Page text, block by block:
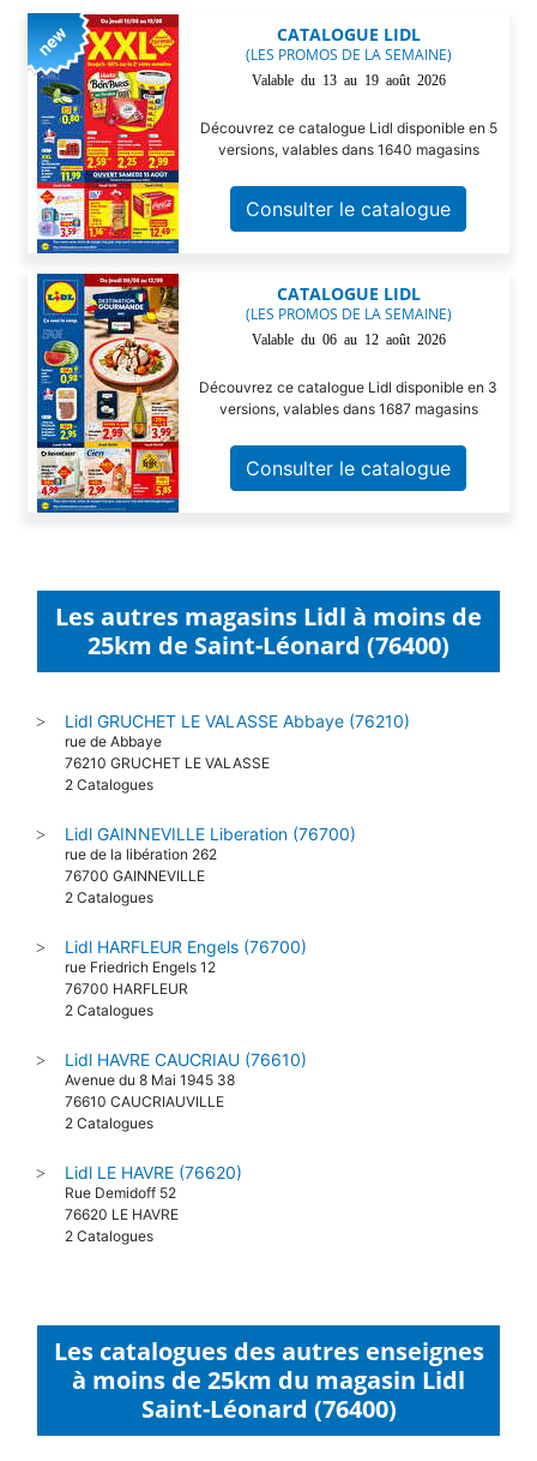
CATALOGUE LIDL
(LES PROMOS DE LA SEMAINE)
Valable du 13 au 19 août 2026
Découvrez ce catalogue Lidl disponible en 5
versions, valables dans 1640 magasins
Consulter le catalogue
CATALOGUE LIDL
(LES PROMOS DE LA SEMAINE)
Valable du 06 au 12 août 2026
Découvrez ce catalogue Lidl disponible en 3
versions, valables dans 1687 magasins
Consulter le catalogue
Les autres magasins Lidl à moins de
25km de Saint-Léonard (76400)
> Lidl GRUCHET LE VALASSE Abbaye (76210)
rue de Abbaye
76210 GRUCHET LE VALASSE
2 Catalogues
> Lidl GAINNEVILLE Liberation (76700)
rue de la libération 262
76700 GAINNEVILLE
2 Catalogues
> Lidl HARFLEUR Engels (76700)
rue Friedrich Engels 12
76700 HARFLEUR
2 Catalogues
> Lidl HAVRE CAUCRIAU (76610)
Avenue du 8 Mai 1945 38
76610 CAUCRIAUVILLE
2 Catalogues
> Lidl LE HAVRE (76620)
Rue Demidoff 52
76620 LE HAVRE
2 Catalogues
Les catalogues des autres enseignes
à moins de 25km du magasin Lidl
Saint-Léonard (76400)